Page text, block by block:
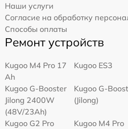
Наши услуги
Согласие на обработку
Способы оплаты
Ремонт устройств
Kugoo M4 Pro 17
Ah
Kugoo ES3
Kugoo G-Booster
Jilong 2400W
(48V/23Ah)
Kugoo G-
(Jilong)
Kugoo G2 Pro
Kugoo M4 Pro